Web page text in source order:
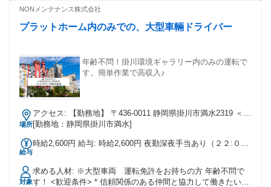
NONメンテナンス株式会社
プラットホーム内のみでの、大型車輛ドライバー
年齢不問！掛川環境ギャラリー内のみの運転で
す。簡単作業で高収入♪
場所
アクセス: 【勤務地】 〒436-0011 静岡県掛川市満水2319 ＜ア
クセス＞ 車でお越しの方 掛川バイパスをご利用の方： 千羽
分 または 菊川ICより車で10分 ※無料駐車場有
[勤務地：静岡県掛川市満水]
給与
時給2,600円 給与: 時給2,600円 夜勤深夜手当あり（２２:００
※スキル・経験を評価し給与金額を決定いたしますので、遠
慮なくご相談ください。
対象
求める人材: ※大型車両 運転免許をお持ちの方 年齢不問で
す！ <歓迎条件> * 信頼関係のある仲間と協力して働きたい方